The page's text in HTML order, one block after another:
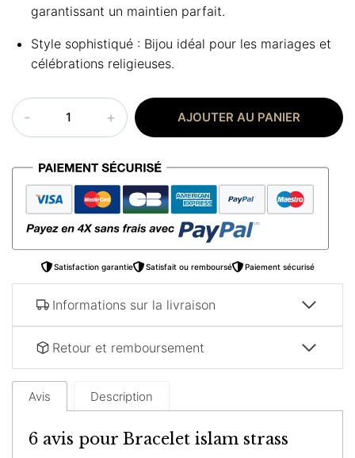
garantissant un maintien parfait.
Style sophistiqué : Bijou idéal pour les mariages et
célébrations religieuses.
quantité
de
islam
strass
AJOUTER AU PANIER
Satisfaction garantie Satisfait ou remboursé Paiement sécurisé
Informations sur la livraison
Retour et remboursement
Avis Description
6 avis pour Bracelet islam strass